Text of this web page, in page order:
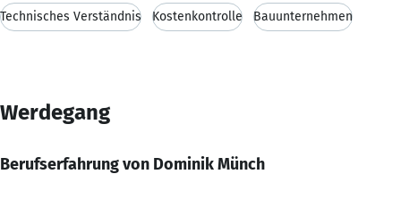
Technisches Verständnis Kostenkontrolle Bauunternehmen
Werdegang
Berufserfahrung von Dominik Münch